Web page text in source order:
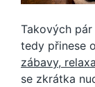
Takových
tedy přinese
zábavy,
se zkrátka